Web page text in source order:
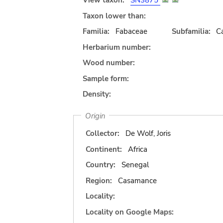
Taxon lower than:
Familia:
Fabaceae Subfamilia:
Herbarium number:
Wood number:
Sample form:
Density:
Origin
Collector:
De Wolf, Joris
Continent:
Africa
Country:
Senegal
Region:
Casamance
Locality:
Locality on Google Maps: